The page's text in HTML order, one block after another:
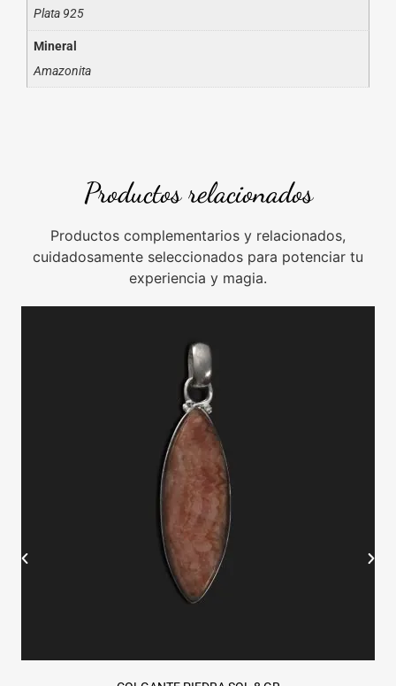
Plata 925
Mineral
Amazonita
Productos relacionados
Productos complementarios y relacionados,
cuidadosamente seleccionados para potenciar tu
experiencia y magia.